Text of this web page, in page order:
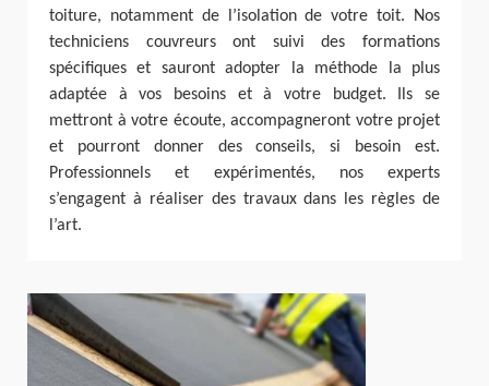
toiture, notamment de l’isolation de votre toit. Nos
techniciens couvreurs ont suivi des formations
spécifiques et sauront adopter la méthode la plus
adaptée à vos besoins et à votre budget. Ils se
mettront à votre écoute, accompagneront votre projet
et pourront donner des conseils, si besoin est.
Professionnels et expérimentés, nos experts
s’engagent à réaliser des travaux dans les règles de
l’art.